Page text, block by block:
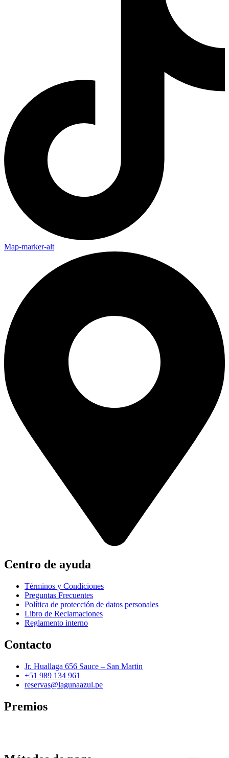
Map-marker-alt
Centro de ayuda
Términos y Condiciones
Preguntas Frecuentes
Política de protección de datos personales
Libro de Reclamaciones
Reglamento interno
Contacto
Jr. Huallaga 656 Sauce – San Martin
+51 989 134 961
reservas@lagunaazul.pe
Premios